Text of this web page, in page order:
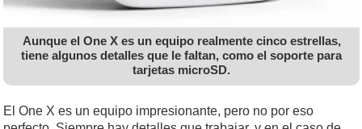
Aunque el One X es un equipo realmente cinco estrellas,
tiene algunos detalles que le faltan, como el soporte para
tarjetas microSD.
El One X es un equipo impresionante, pero no por eso